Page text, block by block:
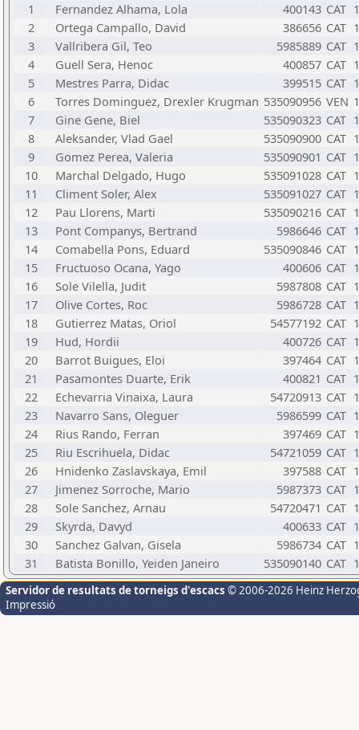
1
Fernandez Alhama, Lola 400143 CAT
2
Ortega Campallo, David 386656 CAT
3
Vallribera Gil, Teo 5985889 CAT
4
Guell Sera, Henoc 400857 CAT
5
Mestres Parra, Didac 399515 CAT
6
Torres Dominguez, Drexler Krugman 535090956 VEN
7
Gine Gene, Biel 535090323 CAT
8
Aleksander, Vlad Gael 535090900 CAT
9
Gomez Perea, Valeria 535090901 CAT
10
Marchal Delgado, Hugo 535091028 CAT
11
Climent Soler, Alex 535091027 CAT
12
Pau Llorens, Marti 535090216 CAT
13
Pont Companys, Bertrand 5986646 CAT
14
Comabella Pons, Eduard 535090846 CAT
15
Fructuoso Ocana, Yago 400606 CAT
16
Sole Vilella, Judit 5987808 CAT
17
Olive Cortes, Roc 5986728 CAT
18
Gutierrez Matas, Oriol 54577192 CAT
19
Hud, Hordii 400726 CAT
20
Barrot Buigues, Eloi 397464 CAT
21
Pasamontes Duarte, Erik 400821 CAT
22
Echevarria Vinaixa, Laura 54720913 CAT
23
Navarro Sans, Oleguer 5986599 CAT
24
Rius Rando, Ferran 397469 CAT
25
Riu Escrihuela, Didac 54721059 CAT
26
Hnidenko Zaslavskaya, Emil 397588 CAT
27
Jimenez Sorroche, Mario 5987373 CAT
28
Sole Sanchez, Arnau 54720471 CAT
29
Skyrda, Davyd 400633 CAT
30
Sanchez Galvan, Gisela 5986734 CAT
31
Batista Bonillo, Yeiden Janeiro 535090140 CAT
Servidor de resultats de torneigs d'escacs © 2006-2026 Heinz
Impressió